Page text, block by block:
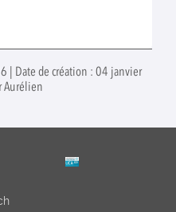
| Date de création : 04 janvier
Aurélien